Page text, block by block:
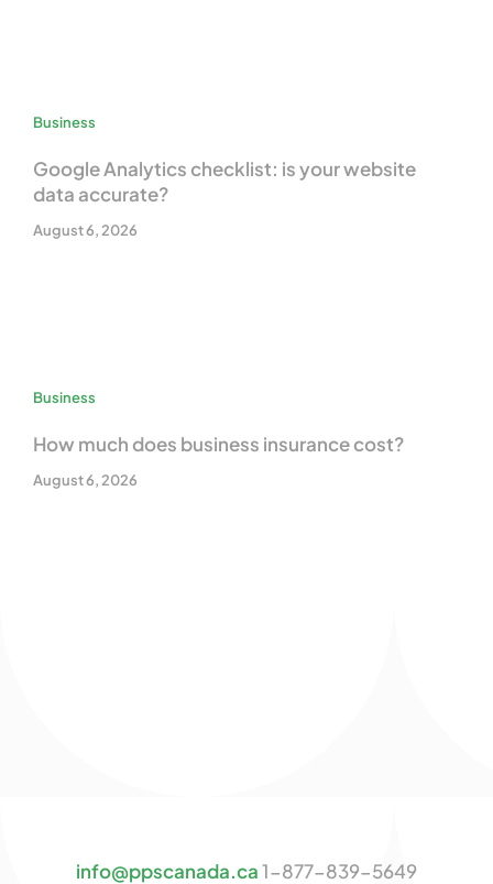
Business
Google Analytics checklist: is your website
data accurate?
August 6, 2026
Business
How much does business insurance cost?
August 6, 2026
info@ppscanada.ca1-877-839-5649